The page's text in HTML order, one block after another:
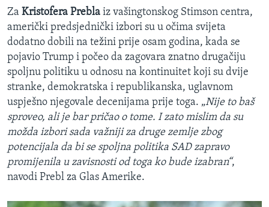
Za Kristofera Prebla iz vašingtonskog Stimson centra,
američki predsjednički izbori su u očima svijeta
dodatno dobili na težini prije osam godina, kada se
pojavio Trump i počeo da zagovara znatno drugačiju
spoljnu politiku u odnosu na kontinuitet koji su dvije
stranke, demokratska i republikanska, uglavnom
uspješno njegovale decenijama prije toga. „Nije to baš
sproveo, ali je bar pričao o tome. I zato mislim da su
možda izbori sada važniji za druge zemlje zbog
potencijala da bi se spoljna politika SAD zapravo
promijenila u zavisnosti od toga ko bude izabran“,
navodi Prebl za Glas Amerike.